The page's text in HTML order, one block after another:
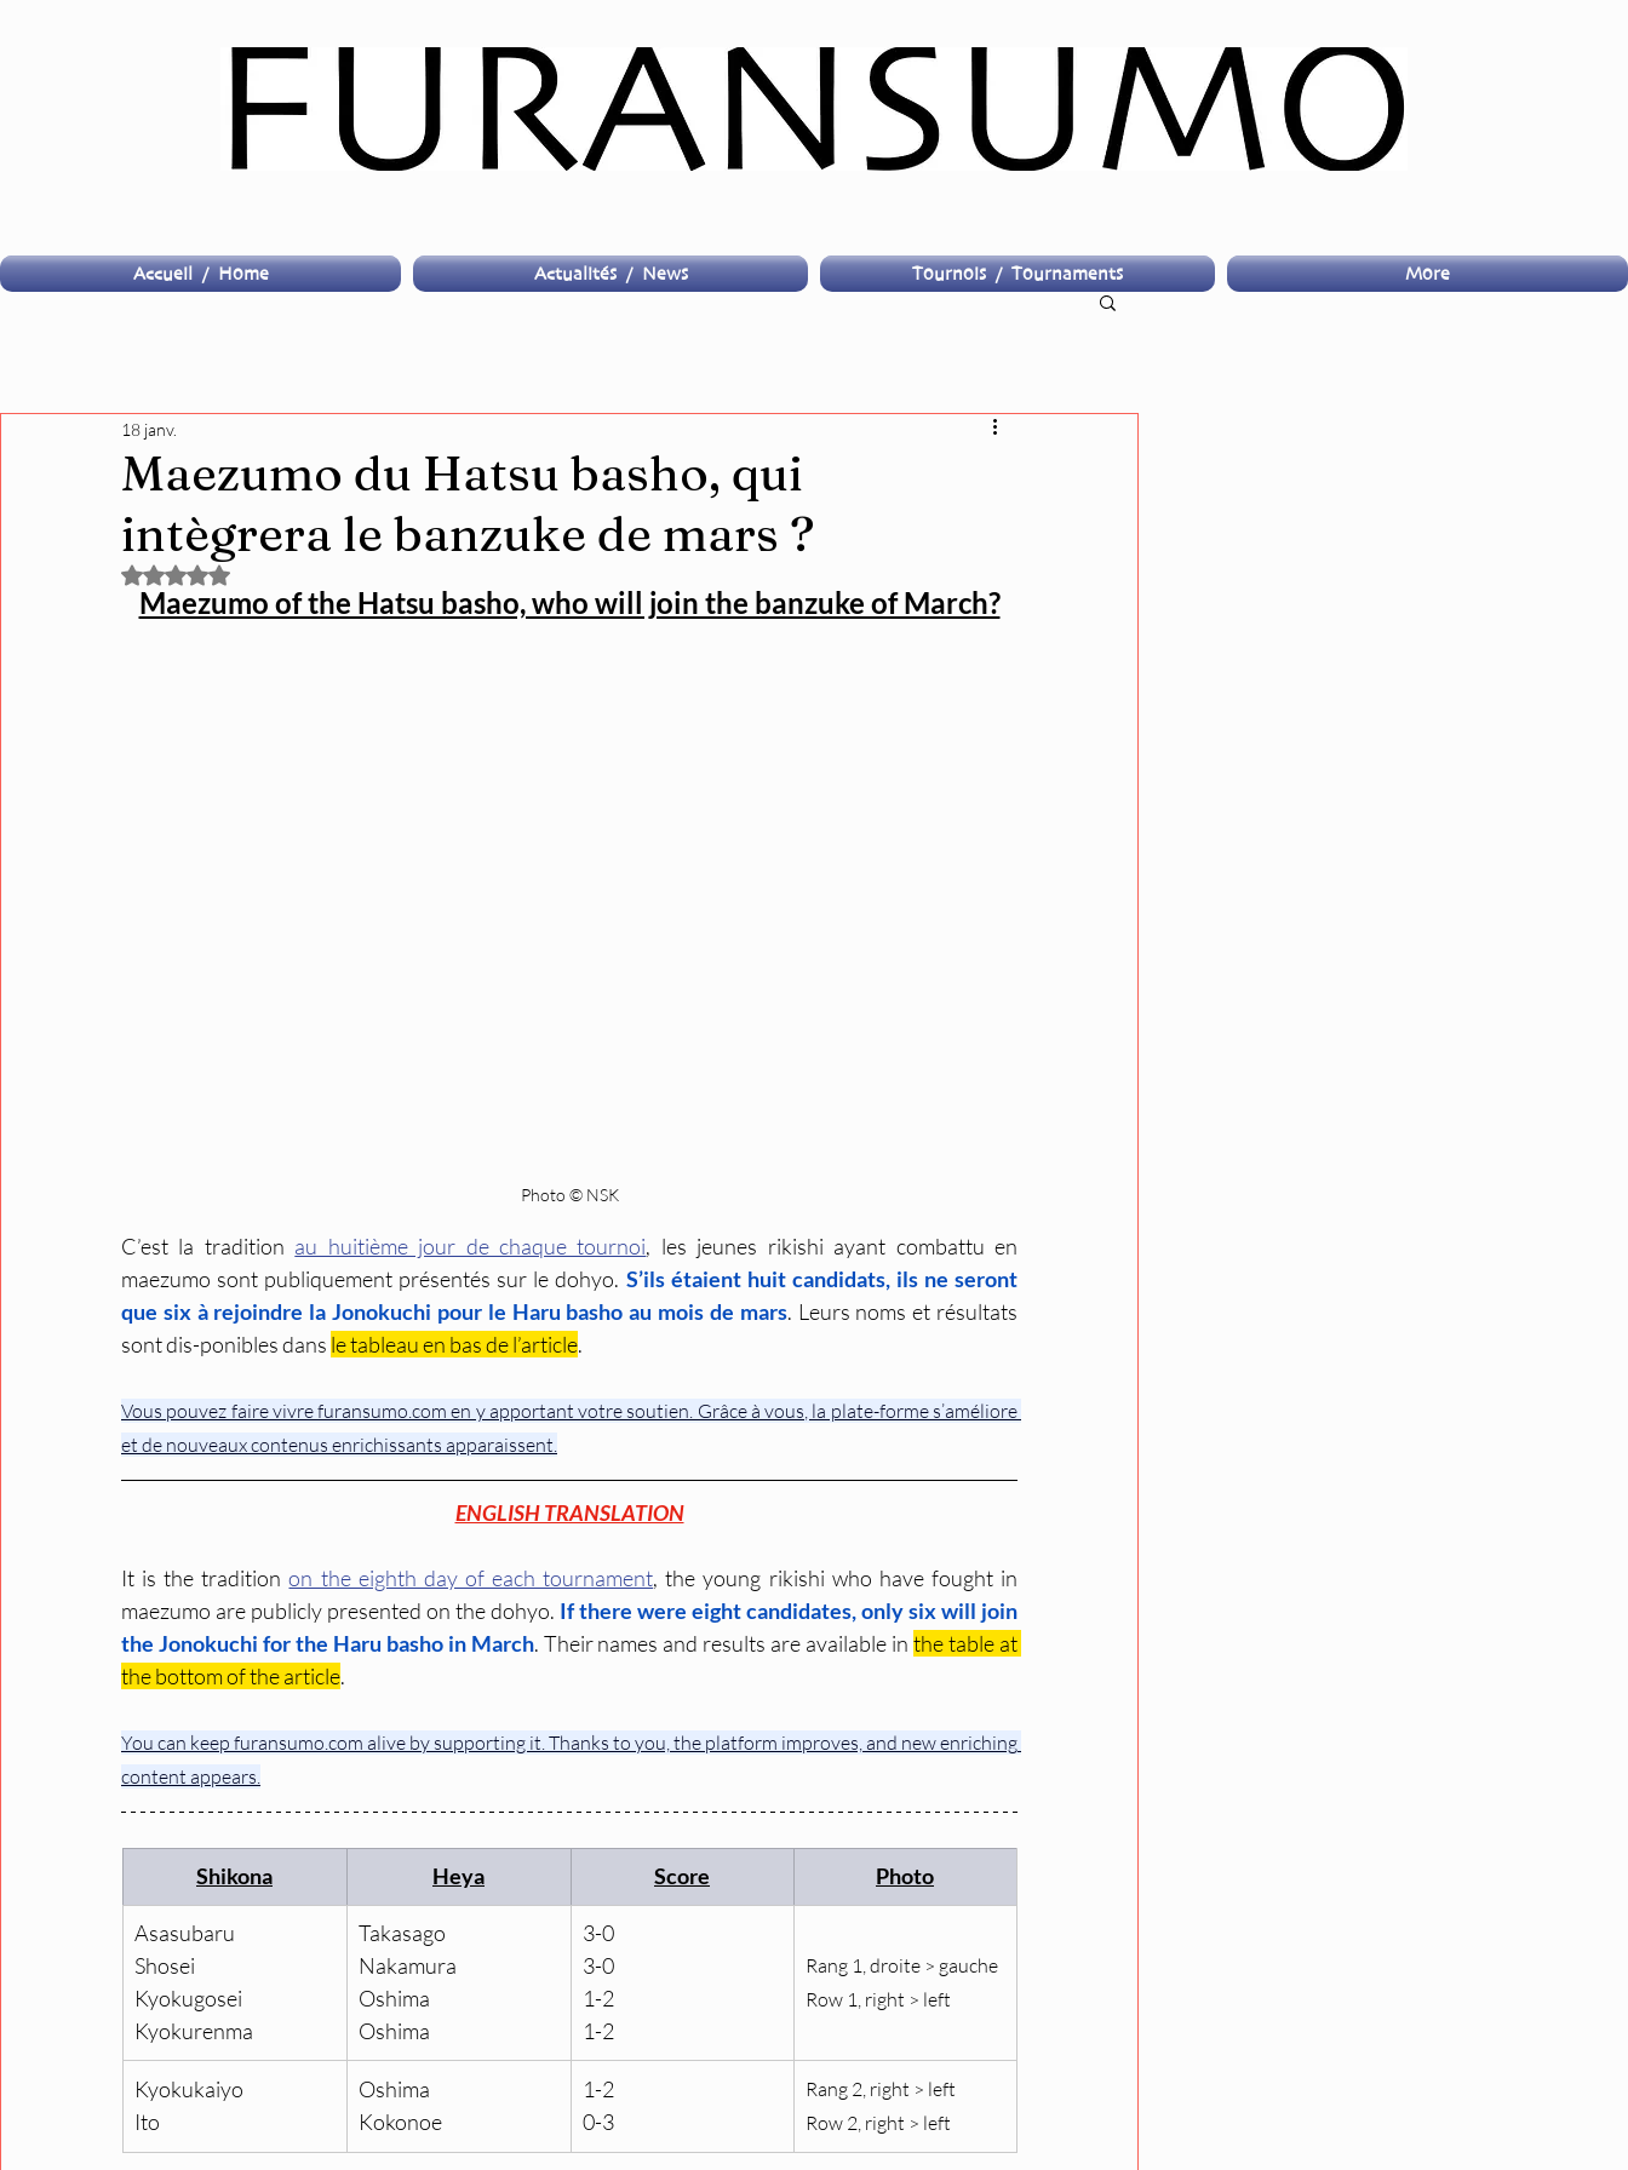
Accueil / Home Actualités / News Tournois / Tournaments More
Maezumo du Hatsu basho, qui
intègrera le banzuke de mars ?
18 janv.
Noté NaN étoiles sur 5.
Maezumo of the Hatsu basho, who will join the banzuke of March?
Photo © NSK
C’est la tradition au huitième jour de chaque tournoi, les jeunes rikishi ayant combattu en
maezumo sont publiquement présentés sur le dohyo. S’ils étaient huit candidats, ils ne seront
que six à rejoindre la Jonokuchi pour le Haru basho au mois de mars. Leurs noms et résultats
sont dis-ponibles dans le tableau en bas de l’article.
Vous pouvez faire vivre furansumo.com en y apportant votre soutien. Grâce à vous, la plate-forme s’améliore
et de nouveaux contenus enrichissants apparaissent.
ENGLISH TRANSLATION
It is the tradition on the eighth day of each tournament, the young rikishi who have fought in
maezumo are publicly presented on the dohyo. If there were eight candidates, only six will join
the Jonokuchi for the Haru basho in March. Their names and results are available in the table at
the bottom of the article.
You can keep furansumo.com alive by supporting it. Thanks to you, the platform improves, and new enriching
content appears.
Shikona Heya Score Photo
Asasubaru
Shosei
Kyokugosei
Kyokurenma
Takasago
Nakamura
Oshima
Oshima
3-0
3-0
1-2
1-2
Rang 1, droite > gauche
Row 1, right > left
Kyokukaiyo
Ito
Oshima
Kokonoe
1-2
0-3
Rang 2, right > left
Row 2, right > left